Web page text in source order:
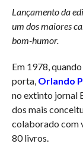
Lançamento da
um dos maiores
bom-humor.
Em 1978,
porta, Orlando
no extinto jornal
dos mais
colaborado com
80 livros.